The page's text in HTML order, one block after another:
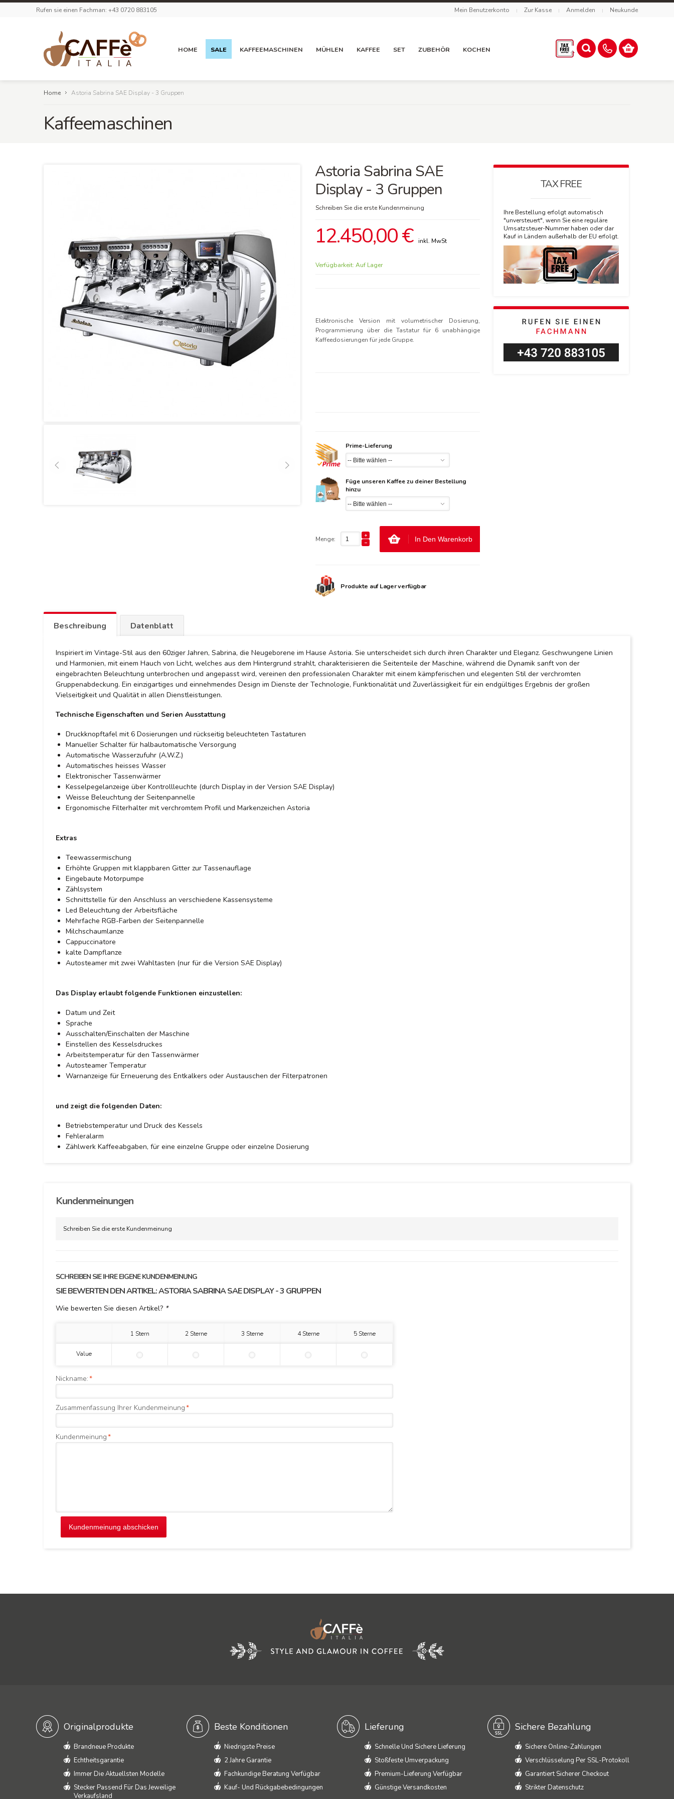
Rufen sie einen Fachman: +43 0720 883105 Mein Benutzerkonto Zur Kasse Anmelden Neukunde
HOME SALE KAFFEEMASCHINEN MÜHLEN KAFFEE SET ZUBEHÖR KOCHEN
Home Astoria Sabrina SAE Display - 3 Gruppen
Kaffeemaschinen
TAX FREE
Ihre Bestellung erfolgt automatisch
"unversteuert", wenn Sie eine reguläre
Umsatzsteuer-Nummer haben oder dar
Kauf in Ländern außerhalb der EU erfolgt.
Astoria Sabrina SAE
Display - 3 Gruppen
Schreiben Sie die erste Kundenmeinung
12.450,00 €
Verfügbarkeit: Auf Lager
Elektronische Version mit volumetrischer Dosierung,
Programmierung über die Tastatur für 6 unabhängige
Kaffeedosierungen für jede Gruppe.
Prime-Lieferung
Füge unseren Kaffee zu deiner Bestellung
hinzu
Menge: In Den Warenkorb
Produkte auf Lager verfügbar
Beschreibung Datenblatt
Inspiriert im Vintage-Stil aus den 60ziger Jahren, Sabrina, die Neugeborene im Hause Astoria. Sie unterscheidet sich durch ihren Charakter und Eleganz. Geschwungene Linien
und Harmonien, mit einem Hauch von Licht, welches aus dem Hintergrund strahlt, charakterisieren die Seitenteile der Maschine, während die Dynamik sanft von der
eingebrachten Beleuchtung unterbrochen und angepasst wird, vereinen den professionalen Charakter mit einem kämpferischen und elegenten Stil der verchromten
Gruppenabdeckung. Ein einzigartiges und einnehmendes Design im Dienste der Technologie, Funktionalität und Zuverlässigkeit für ein endgültiges Ergebnis der großen
Vielseitigkeit und Qualität in allen Dienstleistungen.
Technische Eigenschaften und Serien Ausstattung
Druckknopftafel mit 6 Dosierungen und rückseitig beleuchteten Tastaturen
Manueller Schalter für halbautomatische Versorgung
Automatische Wasserzufuhr (A.W.Z.)
Automatisches heisses Wasser
Elektronischer Tassenwärmer
Kesselpegelanzeige über Kontrollleuchte (durch Display in der Version SAE Display)
Weisse Beleuchtung der Seitenpannelle
Ergonomische Filterhalter mit verchromtem Profil und Markenzeichen Astoria
Extras
Teewassermischung
Erhöhte Gruppen mit klappbaren Gitter zur Tassenauflage
Eingebaute Motorpumpe
Zählsystem
Schnittstelle für den Anschluss an verschiedene Kassensysteme
Led Beleuchtung der Arbeitsfläche
Mehrfache RGB-Farben der Seitenpannelle
Milchschaumlanze
Cappuccinatore
kalte Dampflanze
Autosteamer mit zwei Wahltasten (nur für die Version SAE Display)
Das Display erlaubt folgende Funktionen einzustellen:
Datum und Zeit
Sprache
Ausschalten/Einschalten der Maschine
Einstellen des Kesselsdruckes
Arbeitstemperatur für den Tassenwärmer
Autosteamer Temperatur
Warnanzeige für Erneuerung des Entkalkers oder Austauschen der Filterpatronen
und zeigt die folgenden Daten:
Betriebstemperatur und Druck des Kessels
Fehleralarm
Zählwerk Kaffeeabgaben, für eine einzelne Gruppe oder einzelne Dosierung
Kundenmeinungen
Schreiben Sie die erste Kundenmeinung
SCHREIBEN SIE IHRE EIGENE KUNDENMEINUNG
SIE BEWERTEN DEN ARTIKEL:ASTORIA SABRINA SAE DISPLAY - 3 GRUPPEN
Wie bewerten Sie diesen Artikel? *
1 Stern 2 Sterne 3 Sterne 4 Sterne 5 Sterne
Value
*
Nickname:
*
Zusammenfassung Ihrer Kundenmeinung
*
Kundenmeinung
Kundenmeinung abschicken
Originalprodukte
Brandneue Produkte
Echtheitsgarantie
Immer Die Aktuellsten Modelle
Stecker Passend Für Das Jeweilige
Verkaufsland
Beste Konditionen
Niedrigste Preise
2 Jahre Garantie
Fachkundige Beratung Verfügbar
Kauf- Und Rückgabebedingungen
Lieferung
Schnelle Und Sichere Lieferung
Stoßfeste Umverpackung
Premium-Lieferung Verfügbar
Günstige Versandkosten
Sichere Bezahlung
Sichere Online-Zahlungen
Verschlüsselung Per SSL-Protokoll
Garantiert Sicherer Checkout
Strikter Datenschutz